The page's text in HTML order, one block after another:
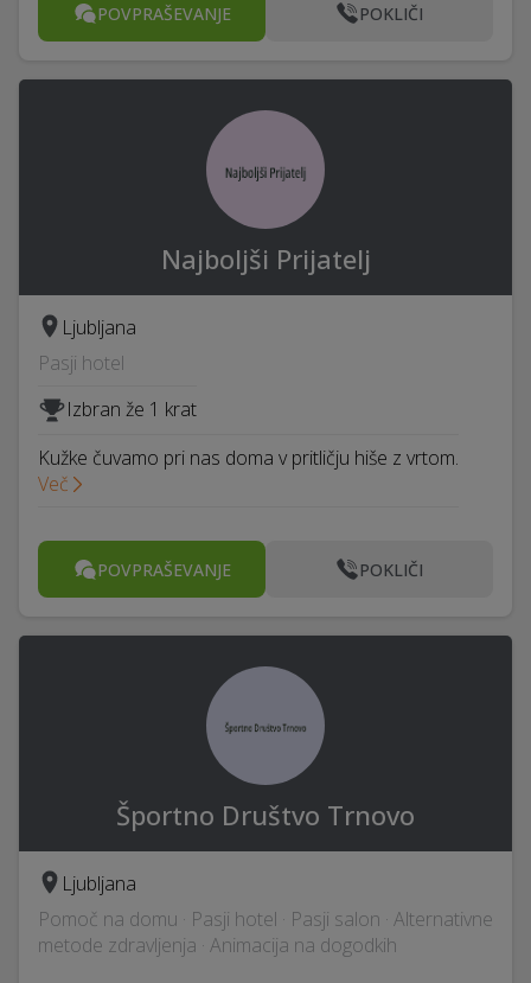
POVPRAŠEVANJE POKLIČI
Najboljši Prijatelj
Ljubljana
Pasji hotel
Izbran že 1 krat
Kužke čuvamo pri nas doma v pritličju hiše z vrtom.
Več
POVPRAŠEVANJE POKLIČI
Športno Društvo Trnovo
Ljubljana
Pomoč na domu · Pasji hotel · Pasji salon · Alternativne
metode zdravljenja · Animacija na dogodkih